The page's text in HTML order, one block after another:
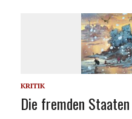
KRITIK
Die fremden